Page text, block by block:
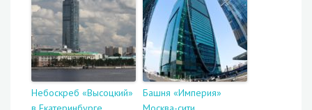
Небоскреб «Высоцкий»
Башня «Империя»